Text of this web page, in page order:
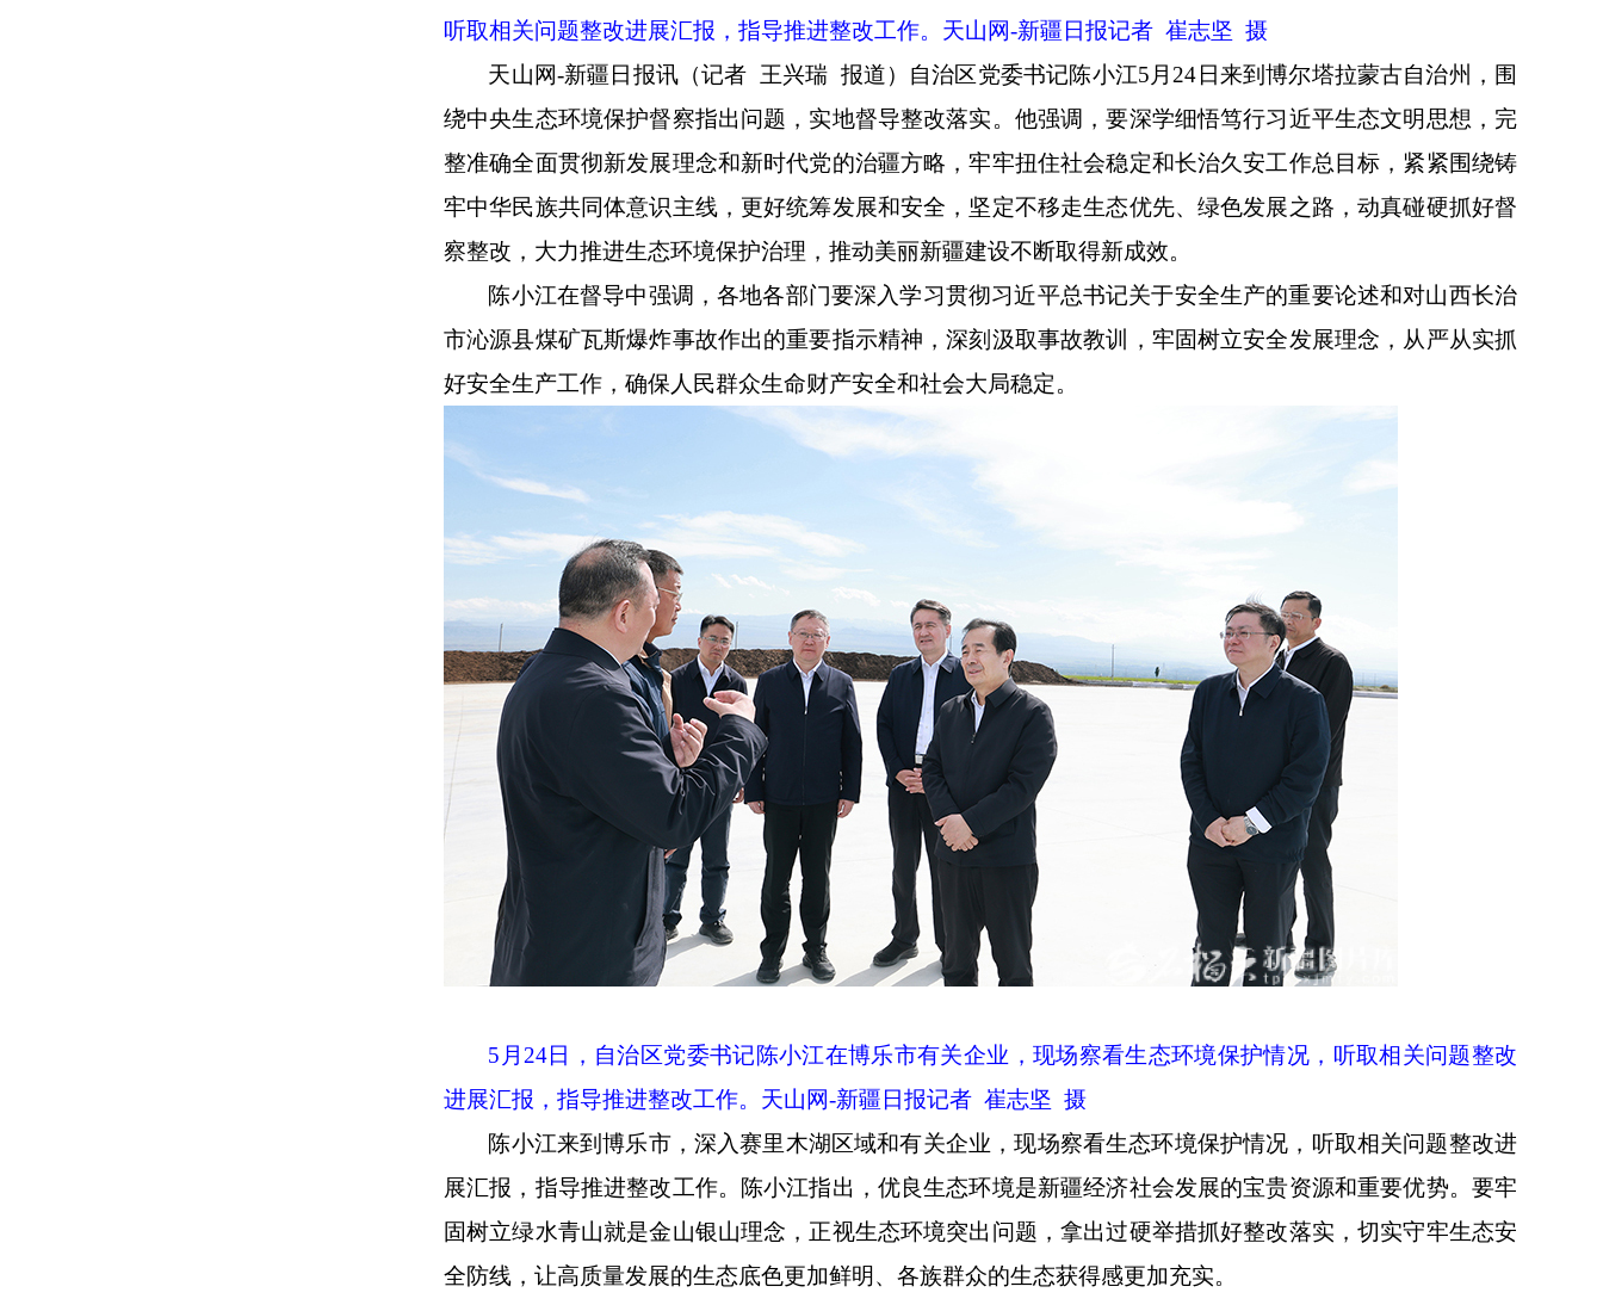
听取相关问题整改进展汇报，指导推进整改工作。天山网-新疆日报记者 崔志坚 摄
天山网-新疆日报讯（记者 王兴瑞 报道）自治区党委书记陈小江5 月 24日来到博尔塔拉蒙古自治州，围
绕中央生态环境保护督察指出问题，实地督导整改落实。他强调，要深学细悟笃行习近平生态文明思想，完
整准确全面贯彻新发展理念和新时代党的治疆方略，牢牢扭住社会稳定和长治久安工作总目标，紧紧围绕铸
牢中华民族共同体意识主线，更好统筹发展和安全，坚定不移走生态优先、绿色发展之路，动真碰硬抓好督
察整改，大力推进生态环境保护治理，推动美丽新疆建设不断取得新成效。
陈小江在督导中强调，各地各部门要深入学习贯彻习近平总书记关于安全生产的重要论述和对山西长治
市沁源县煤矿瓦斯爆炸事故作出的重要指示精神，深刻汲取事故教训，牢固树立安全发展理念，从严从实抓
好安全生产工作，确保人民群众生命财产安全和社会大局稳定。
5 月 24日，自治区党委书记陈小江在博乐市有关企业，现场察看生态环境保护情况，听取相关问题整改
进展汇报，指导推进整改工作。天山网-新疆日报记者 崔志坚 摄
陈小江来到博乐市，深入赛里木湖区域和有关企业，现场察看生态环境保护情况，听取相关问题整改进
展汇报，指导推进整改工作。陈小江指出，优良生态环境是新疆经济社会发展的宝贵资源和重要优势。要牢
固树立绿水青山就是金山银山理念，正视生态环境突出问题，拿出过硬举措抓好整改落实，切实守牢生态安
全防线，让高质量发展的生态底色更加鲜明、各族群众的生态获得感更加充实。